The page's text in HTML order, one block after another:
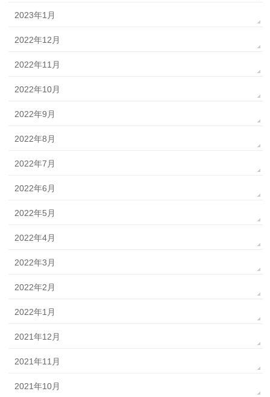
2023年1月
2022年12月
2022年11月
2022年10月
2022年9月
2022年8月
2022年7月
2022年6月
2022年5月
2022年4月
2022年3月
2022年2月
2022年1月
2021年12月
2021年11月
2021年10月